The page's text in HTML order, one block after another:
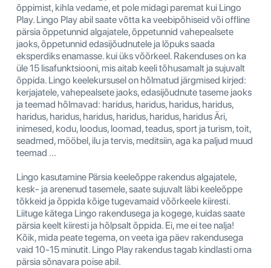
õppimist, kihla vedame, et pole midagi paremat kui Lingo
Play. Lingo Play abil saate võtta ka veebipõhiseid või offline
pärsia õppetunnid algajatele, õppetunnid vahepealsete
jaoks, õppetunnid edasijõudnutele ja lõpuks saada
eksperdiks enamasse. kui üks võõrkeel. Rakenduses on ka
üle 15 lisafunktsiooni, mis aitab keeli tõhusamalt ja sujuvalt
õppida. Lingo keelekursusel on hõlmatud järgmised kirjed:
kerjajatele, vahepealsete jaoks, edasijõudnute taseme jaoks
ja teemad hõlmavad: haridus, haridus, haridus, haridus,
haridus, haridus, haridus, haridus, haridus, haridus Äri,
inimesed, kodu, loodus, loomad, teadus, sport ja turism, toit,
seadmed, mööbel, ilu ja tervis, meditsiin, aga ka paljud muud
teemad ...
Lingo kasutamine Pärsia keeleõppe rakendus algajatele,
kesk- ja arenenud tasemele, saate sujuvalt läbi keeleõppe
tõkkeid ja õppida kõige tugevamaid võõrkeele kiiresti.
Liituge kätega Lingo rakendusega ja kogege, kuidas saate
pärsia keelt kiiresti ja hõlpsalt õppida. Ei, me ei tee nalja!
Kõik, mida peate tegema, on veeta iga päev rakendusega
vaid 10-15 minutit. Lingo Play rakendus tagab kindlasti oma
pärsia sõnavara poise abil.